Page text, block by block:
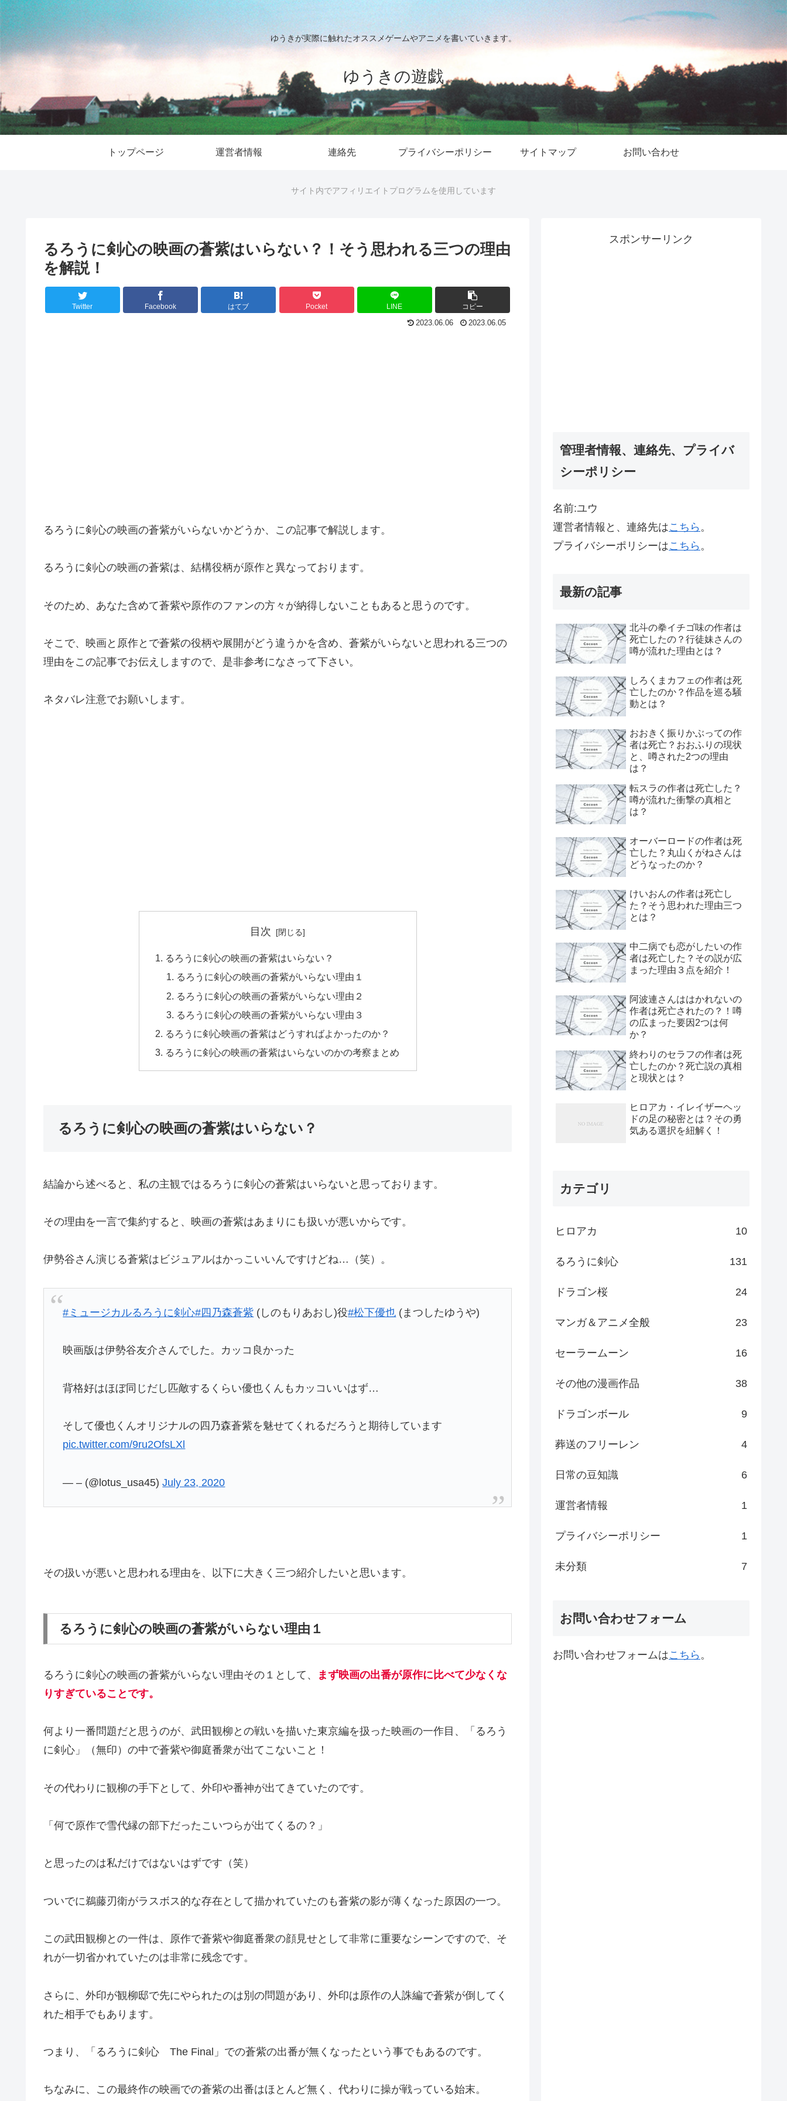
ゆうきが実際に触れたオススメゲームやアニメを書いていきます。
ゆうきの遊戯
トップページ 運営者情報 連絡先 プライバシーポリシー サイトマップ お問い合わせ
サイト内でアフィリエイトプログラムを使用しています
るろうに剣心の映画の蒼紫はいらない？！そう思われる三つの理由
を解説！
Twitter Facebook はてブ Pocket LINE コピー
2023.06.06 2023.06.05
るろうに剣心の映画の蒼紫がいらないかどうか、この記事で解説します。
るろうに剣心の映画の蒼紫は、結構役柄が原作と異なっております。
そのため、あなた含めて蒼紫や原作のファンの方々が納得しないこともあると思うのです。
そこで、映画と原作とで蒼紫の役柄や展開がどう違うかを含め、蒼紫がいらないと思われる三つの
理由をこの記事でお伝えしますので、是非参考になさって下さい。
ネタバレ注意でお願いします。
目次
るろうに剣心の映画の蒼紫はいらない？
るろうに剣心の映画の蒼紫がいらない理由１
るろうに剣心の映画の蒼紫がいらない理由２
るろうに剣心の映画の蒼紫がいらない理由３
るろうに剣心映画の蒼紫はどうすればよかったのか？
るろうに剣心の映画の蒼紫はいらないのかの考察まとめ
るろうに剣心の映画の蒼紫はいらない？
結論から述べると、私の主観ではるろうに剣心の蒼紫はいらないと思っております。
その理由を一言で集約すると、映画の蒼紫はあまりにも扱いが悪いからです。
伊勢谷さん演じる蒼紫はビジュアルはかっこいいんですけどね…（笑）。
#ミュージカルるろうに剣心#四乃森蒼紫 (しのもりあおし)役#松下優也 (まつしたゆうや)
映画版は伊勢谷友介さんでした。カッコ良かった
背格好はほぼ同じだし匹敵するくらい優也くんもカッコいいはず…
そして優也くんオリジナルの四乃森蒼紫を魅せてくれるだろうと期待しています
pic.twitter.com/9ru2OfsLXl
— – (@lotus_usa45)July 23, 2020
その扱いが悪いと思われる理由を、以下に大きく三つ紹介したいと思います。
るろうに剣心の映画の蒼紫がいらない理由１
るろうに剣心の映画の蒼紫がいらない理由その１として、
まず映画の出番が原作に比べて少なくな
りすぎていることです。
何より一番問題だと思うのが、武田観柳との戦いを描いた東京編を扱った映画の一作目、「るろう
に剣心」（無印）の中で蒼紫や御庭番衆が出てこないこと！
その代わりに観柳の手下として、外印や番神が出てきていたのです。
「何で原作で雪代縁の部下だったこいつらが出てくるの？」
と思ったのは私だけではないはずです（笑）
ついでに鵜藤刃衛がラスボス的な存在として描かれていたのも蒼紫の影が薄くなった原因の一つ。
この武田観柳との一件は、原作で蒼紫や御庭番衆の顔見せとして非常に重要なシーンですので、そ
れが一切省かれていたのは非常に残念です。
さらに、外印が観柳邸で先にやられたのは別の問題があり、外印は原作の人誅編で蒼紫が倒してく
れた相手でもあります。
つまり、「るろうに剣心 The Final」での蒼紫の出番が無くなったという事でもあるのです。
ちなみに、この最終作の映画での蒼紫の出番はほとんど無く、代わりに操が戦っている始末。
スポンサーリンク
管理者情報、連絡先、プライバ
シーポリシー
名前:ユウ
運営者情報と、連絡先はこちら 。
プライバシーポリシーはこちら 。
最新の記事
北斗の拳イチゴ味の作者は
死亡したの？行徒妹さんの
噂が流れた理由とは？
しろくまカフェの作者は死
亡したのか？作品を巡る騒
動とは？
おおきく振りかぶっての作
者は死亡？おおふりの現状
と、噂された2つの理由
は？
転スラの作者は死亡した？
噂が流れた衝撃の真相と
は？
オーバーロードの作者は死
亡した？丸山くがねさんは
どうなったのか？
けいおんの作者は死亡し
た？そう思われた理由三つ
とは？
中二病でも恋がしたいの作
者は死亡した？その説が広
まった理由３点を紹介！
阿波連さんははかれないの
作者は死亡されたの？！噂
の広まった要因2つは何
か？
終わりのセラフの作者は死
亡したのか？死亡説の真相
と現状とは？
ヒロアカ・イレイザーヘッ
ドの足の秘密とは？その勇
気ある選択を紐解く！
カテゴリ
ヒロアカ 10
るろうに剣心 131
ドラゴン桜 24
マンガ＆アニメ全般 23
セーラームーン 16
その他の漫画作品 38
ドラゴンボール 9
葬送のフリーレン 4
日常の豆知識 6
運営者情報 1
プライバシーポリシー 1
未分類 7
お問い合わせフォーム
お問い合わせフォームはこちら 。